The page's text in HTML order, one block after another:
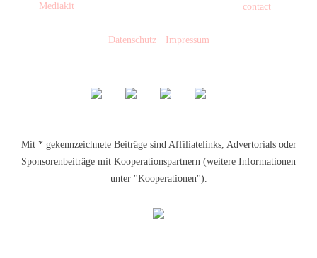
Mediakit
Datenschutz· Impressum
Mit * gekennzeichnete Beiträge sind Affiliatelinks, Advertorials oder
Sponsorenbeiträge mit Kooperationspartnern (weitere Informationen
unter "Kooperationen").